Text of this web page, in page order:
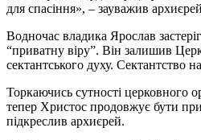
для спасіння», – зауважив
Водночас владика Ярослав
“приватну віру”. Він залишив
сектантського духу. Сектантство
Торкаючись сутності церковного
тепер Христос продовжує бути
підкреслив архиєрей.